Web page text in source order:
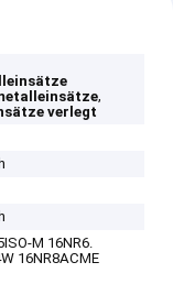
,
verlegt
M 16NR6.
16NR8ACME